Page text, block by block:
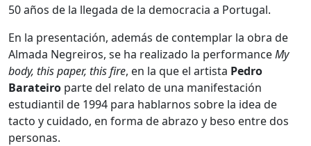
50 años de la llegada de la democracia a Portugal.
En la presentación, además de contemplar la obra de
Almada Negreiros, se ha realizado la performanceMy
body, this paper, this fire, en la que el artista Pedro
Barateiro parte del relato de una manifestación
estudiantil de 1994 para hablarnos sobre la idea de
tacto y cuidado, en forma de abrazo y beso entre dos
personas.